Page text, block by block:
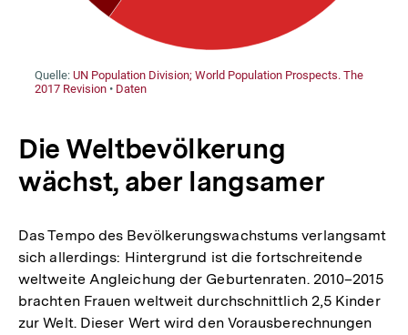
Die Weltbevölkerung
wächst, aber langsamer
Das Tempo des Bevölkerungswachstums verlangsamt
sich allerdings: Hintergrund ist die fortschreitende
weltweite Angleichung der Geburtenraten. 2010–2015
brachten Frauen weltweit durchschnittlich 2,5 Kinder
zur Welt. Dieser Wert wird den Vorausberechnungen